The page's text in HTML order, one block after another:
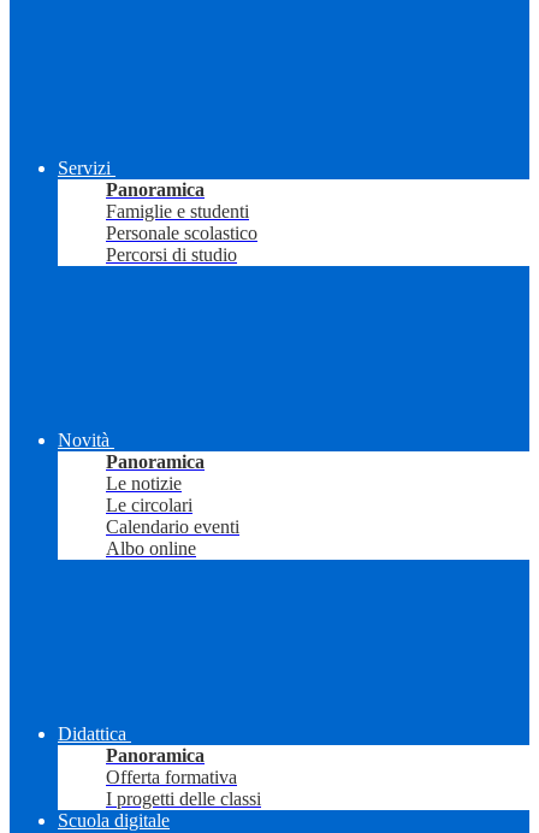
Servizi
Panoramica
Famiglie e studenti
Personale scolastico
Percorsi di studio
Novità
Panoramica
Le notizie
Le circolari
Calendario eventi
Albo online
Didattica
Panoramica
Offerta formativa
I progetti delle classi
Scuola digitale